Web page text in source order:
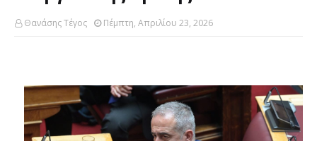
Θανάσης Τέγος Πέμπτη, Απριλίου 23, 2026